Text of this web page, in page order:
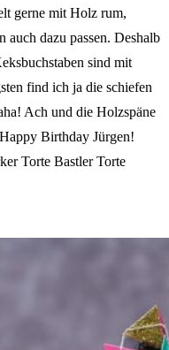
gerne mit Holz rum,
auch dazu passen. Deshalb
sind mit
find ich ja die schiefen
Ach und die Holzspäne
Birthday Jürgen!
Torte Bastler Torte